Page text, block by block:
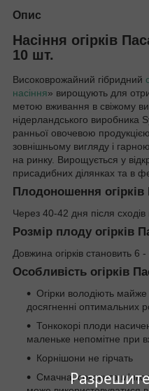
Опис
Насіння огірків
10 шт.
Високоврожайний гібридний
насіння» вирощують для
метою вживання в свіжому
нідерландського виробника
ранньої овочевою
зовнішньому вигляду і
на ринку. Вирощується у
присадибних ділянках та в
Плодоношення
Через 40-42 дня після
Розмір плоду огірків
Довжина огірків становить
Особливість огірків
Огірки володіють
досягненні оптимальних
Тонкокорі плоди
маленьке непомітне при
Корнішони не гірчать
Смачна, соковита